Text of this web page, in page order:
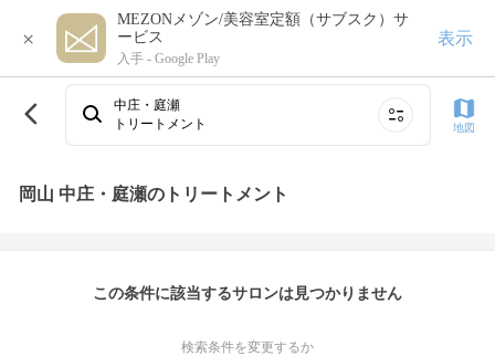
×
MEZONメゾン/美容室定額（サブスク）サ
ービス
入手 - Google Play
表示
中庄・庭瀬
トリートメント
地図
岡山 中庄・庭瀬のトリートメント
この条件に該当するサロンは見つかりません
検索条件を変更するか